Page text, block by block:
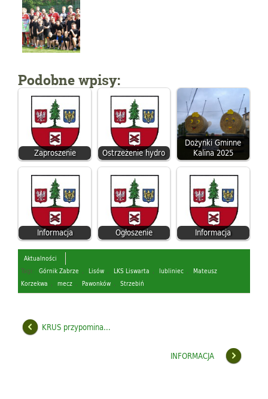
Podobne wpisy:
Zaproszenie Ostrzeżenie hydro
Dożynki Gminne
Kalina 2025
Informacja Ogłoszenie Informacja
Aktualności
Tagi:
Górnik Zabrze , Lisów , LKS Liswarta , lubliniec ,
Mateusz
Korzekwa , mecz , Pawonków , Strzebiń
KRUS przypomina…
INFORMACJA